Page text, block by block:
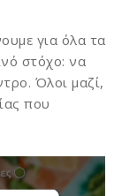
για όλα τα
στόχο: να
Όλοι μαζί,
που